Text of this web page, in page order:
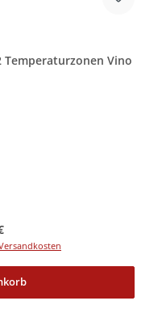
Temperaturzonen Vino
Preis: